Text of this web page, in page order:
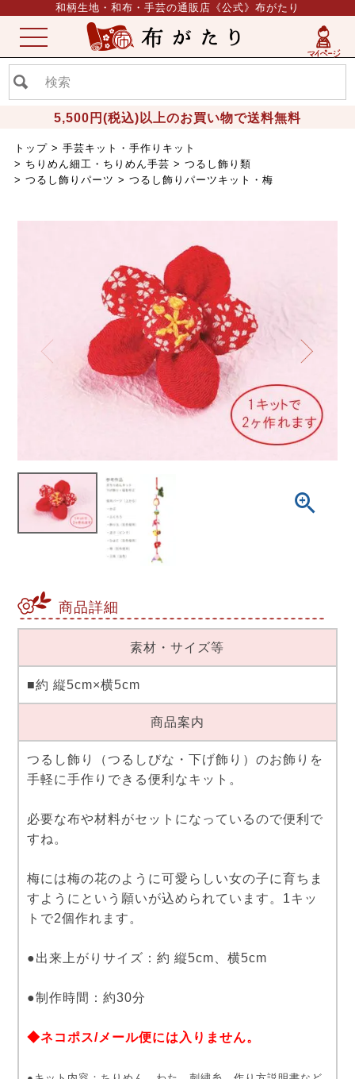
和柄生地・和布・手芸の通販店《公式》布がたり
5,500円(税込)以上のお買い物で送料無料
ME
NU
トップ
手芸キット・手作りキット
ちりめん細工・ちりめん手芸
つるし飾り類
つるし飾りパーツ
つるし飾りパーツキット・梅
商品詳細
素材・サイズ等
■約 縦5cm×横5cm
商品案内
つるし飾り（つるしびな・下げ飾り）のお飾りを
手軽に手作りできる便利なキット。
必要な布や材料がセットになっているので便利で
すね。
梅には梅の花のように可愛らしい女の子に育ちま
すようにという願いが込められています。1キッ
トで2個作れます。
●出来上がりサイズ：約 縦5cm、横5cm
●制作時間：約30分
◆ネコポス/メール便には入りません。